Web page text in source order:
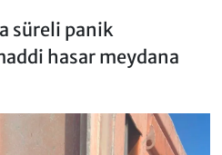
süreli panik
hasar meydana